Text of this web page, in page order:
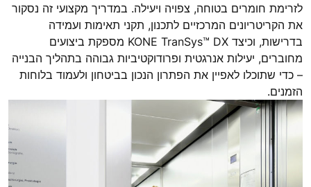
לזרימת חומרים בטוחה, צפויה ויעילה. במדריך מקצועי זה נסקור
את הקריטריונים המרכזיים לתכנון, תקני תאימות ועמידה
בדרישות, וכיצד KONE TranSys™ DX מספקת ביצועים
מחוברים, יעילות אנרגטית ופרודוקטיביות גבוהה בתהליך הבנייה
– כדי שתוכלו לאפיין את הפתרון הנכון בביטחון ולעמוד בלוחות
הזמנים.